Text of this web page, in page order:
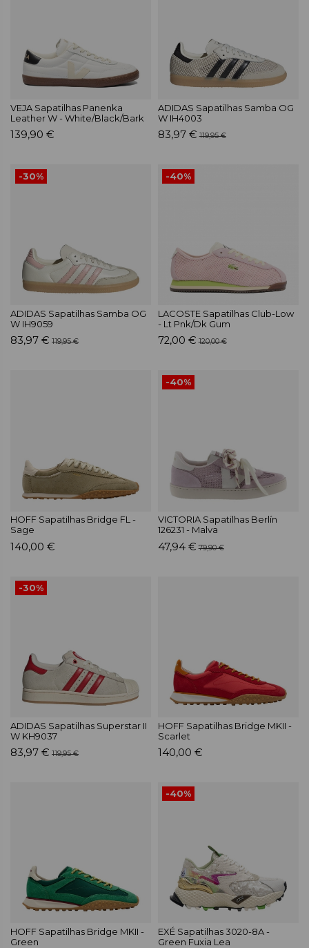
VEJA Sapatilhas Panenka
Leather W - White/Black/Bark
139,90 €
ADIDAS Sapatilhas Samba OG
W IH4003
83,97 € 119,95 €
-30%
ADIDAS Sapatilhas Samba OG
W IH9059
83,97 € 119,95 €
-40%
LACOSTE Sapatilhas Club-Low
- Lt Pnk/Dk Gum
72,00 € 120,00 €
HOFF Sapatilhas Bridge FL -
Sage
140,00 €
-40%
VICTORIA Sapatilhas Berlín
126231 - Malva
47,94 € 79,90 €
-30%
ADIDAS Sapatilhas Superstar II
W KH9037
83,97 € 119,95 €
HOFF Sapatilhas Bridge MKII -
Scarlet
140,00 €
HOFF Sapatilhas Bridge MKII -
Green
-40%
EXÉ Sapatilhas 3020-8A -
Green Fuxia Lea